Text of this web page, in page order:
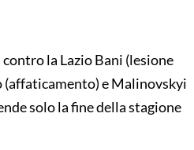
la Lazio Bani (lesione
(affaticamento) e Malinovskyi
solo la fine della stagione